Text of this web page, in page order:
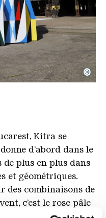
©
Kitra se
d’abord dans le
plus en plus dans
et géométriques.
des combinaisons de
c’est le rose pâle